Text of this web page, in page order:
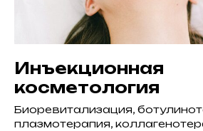
Инъекционная
косметология
Биоревитализация,
плазмотерапия,